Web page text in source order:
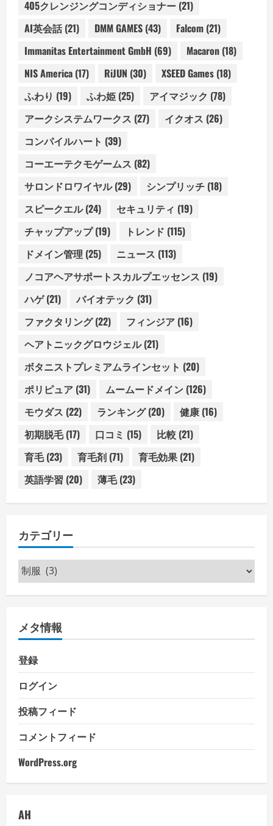
405クレンジングコンディショナー (21)
AI英会話(21) DMM GAMES (43) Falcom (21)
Immanitas Entertainment GmbH (69) Macaron (18)
NIS America (17) RiJUN (30) XSEED Games (18)
ふわり (19) ふわ姫 (25) アイマジック (78)
アークシステムワークス (27) イクオス (26)
コンパイルハート (39)
コーエーテクモゲームス (82)
サロンドロワイヤル(29) シンプリッチ (18)
スピークエル(24) セキュリティ (19)
チャップアップ(19) トレンド (115)
ドメイン管理 (25) ニュース (113)
ノコアヘアサポートスカルプエッセンス (19)
ハゲ(21) バイオテック (31)
ファクタリング(22) フィンジア (16)
ヘアトニックグロウジェル(21)
ボタニストプレミアムラインセット (20)
ポリピュア (31) ムームードメイン (126)
モウダス (22) ランキング(20) 健康 (16)
初期脱毛(17) 口コミ (15) 比較 (21)
育毛(23) 育毛剤 (71) 育毛効果 (21)
英語学習 (20) 薄毛(23)
カテゴリー
カ
テ
ゴ
ー
メタ情報
登録
ログイン
投稿フィード
コメントフィード
WordPress.org
AH